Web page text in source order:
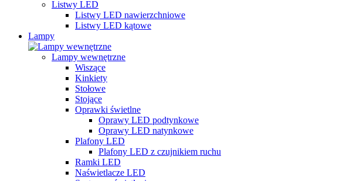
Listwy LED
Listwy LED nawierzchniowe
Listwy LED kątowe
Lampy
Lampy wewnętrzne
Wiszące
Kinkiety
Stołowe
Stojące
Oprawki świetlne
Oprawy LED podtynkowe
Oprawy LED natynkowe
Plafony LED
Plafony LED z czujnikiem ruchu
Ramki LED
Naświetlacze LED